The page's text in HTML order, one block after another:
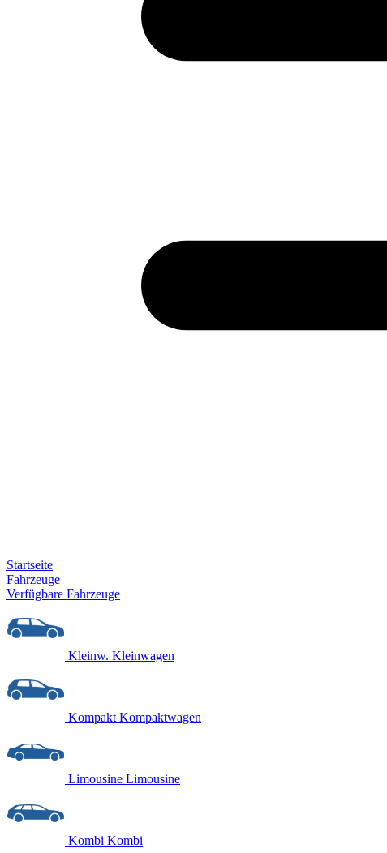
Startseite
Fahrzeuge
Verfügbare Fahrzeuge
Kleinw. Kleinwagen
Kompakt Kompaktwagen
Limousine Limousine
Kombi Kombi